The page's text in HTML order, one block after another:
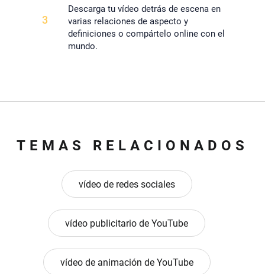
3
Descarga tu vídeo detrás de escena en
varias relaciones de aspecto y
definiciones o compártelo online con el
mundo.
TEMAS RELACIONADOS
vídeo de redes sociales
vídeo publicitario de YouTube
vídeo de animación de YouTube